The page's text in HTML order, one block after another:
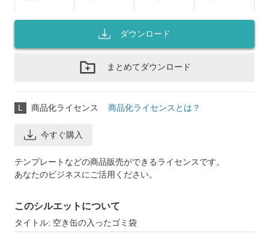
ダウンロード
まとめてダウンロード
L 商品化ライセンス 商品化ライセンスとは？
今すぐ購入
テンプレートなどの商品販売ができるライセンスです。
あなたのビジネスにご活用ください。
このシルエットについて
タイトル: 空き缶の入ったゴミ袋